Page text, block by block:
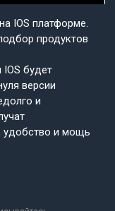
IOS платформе.
продуктов
будет
версии
и
удобство и мощь